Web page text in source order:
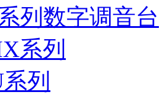
列数字调音台
系列
列